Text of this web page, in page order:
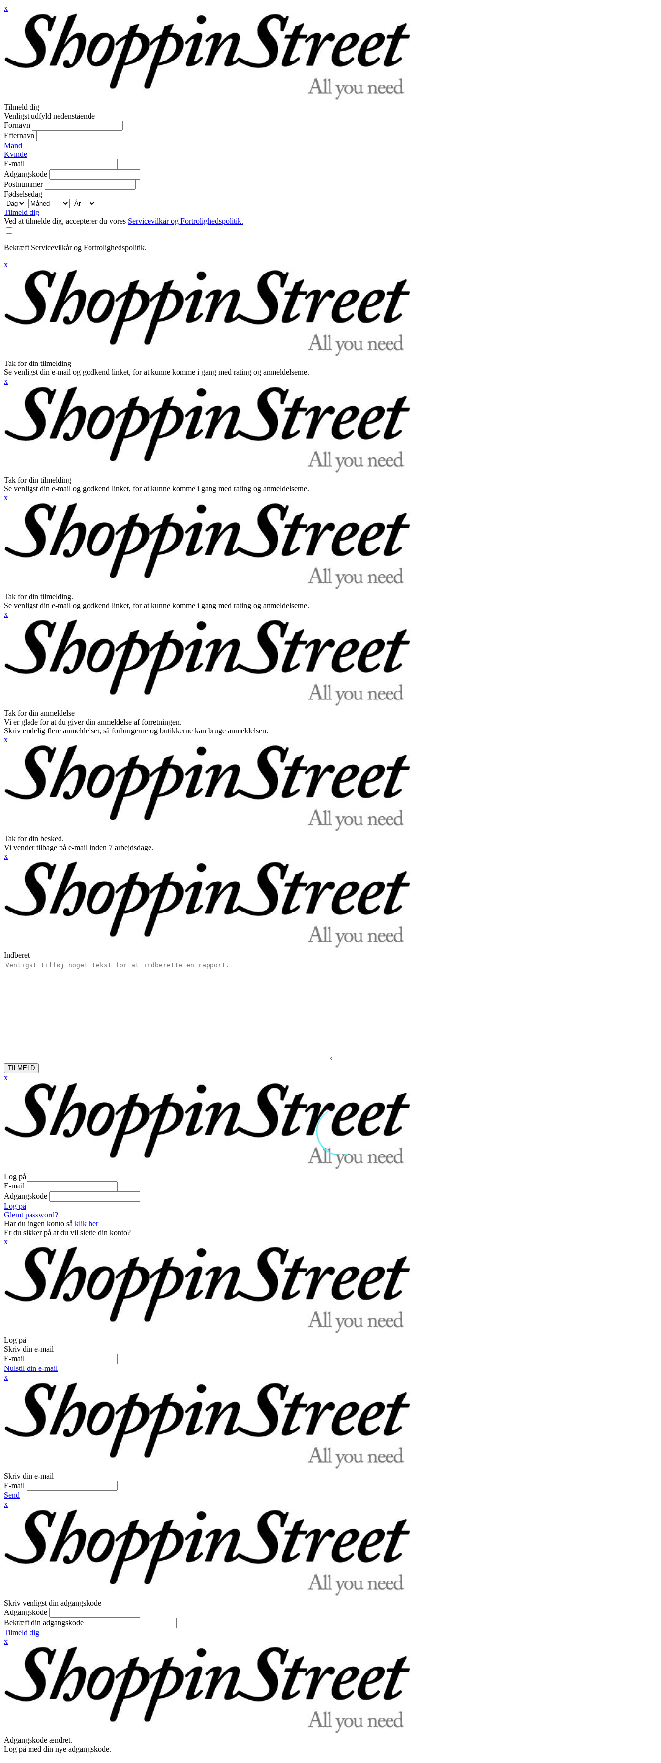
x
Tilmeld dig
Venligst udfyld nedenstående
Fornavn
Efternavn
Mand
Kvinde
E-mail
Adgangskode
Postnummer
Fødselsedag
Tilmeld dig
Ved at tilmelde dig, accepterer du vores Servicevilkår og Fortrolighedspolitik.
Bekræft Servicevilkår og Fortrolighedspolitik.
x
Tak for din tilmelding
Se venligst din e-mail og godkend linket, for at kunne komme i gang med rating og anmeldelserne.
x
Tak for din tilmelding
Se venligst din e-mail og godkend linket, for at kunne komme i gang med rating og anmeldelserne.
x
Tak for din tilmelding.
Se venligst din e-mail og godkend linket, for at kunne komme i gang med rating og anmeldelserne.
x
Tak for din anmeldelse
Vi er glade for at du giver din anmeldelse af forretningen.
Skriv endelig flere anmeldelser, så forbrugerne og butikkerne kan bruge anmeldelsen.
x
Tak for din besked.
Vi vender tilbage på e-mail inden 7 arbejdsdage.
x
Indberet
TILMELD
x
Log på
E-mail
Adgangskode
Log på
Glemt password?
Har du ingen konto så klik her
Er du sikker på at du vil slette din konto?
x
Log på
Skriv din e-mail
E-mail
Nulstil din e-mail
x
Skriv din e-mail
E-mail
Send
x
Skriv venligst din adgangskode
Adgangskode
Bekræft din adgangskode
Tilmeld dig
x
Adgangskode ændret.
Log på med din nye adgangskode.